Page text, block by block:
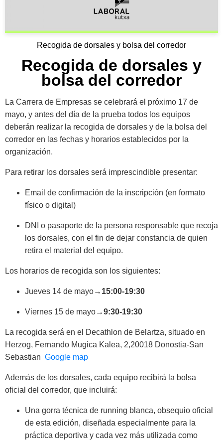
Recogida de dorsales y bolsa del corredor
Recogida de dorsales y
bolsa del corredor
La Carrera de Empresas se celebrará el próximo 17 de
mayo, y antes del día de la prueba todos los equipos
deberán realizar la recogida de dorsales y de la bolsa del
corredor en las fechas y horarios establecidos por la
organización.
Para retirar los dorsales será imprescindible presentar:
Email de confirmación de la inscripción (en formato
físico o digital)
DNI o pasaporte de la persona responsable que recoja
los dorsales, con el fin de dejar constancia de quien
retira el material del equipo.
Los horarios de recogida son los siguientes:
Jueves 14 de mayo→ 15:00-19:30
Viernes 15 de mayo→9:30-19:30
La recogida será en el Decathlon de Belartza, situado en
Herzog, Fernando Mugica Kalea, 2,20018 Donostia-San
Sebastian Google map
Además de los dorsales, cada equipo recibirá la bolsa
oficial del corredor, que incluirá:
Una gorra técnica de running blanca, obsequio oficial
de esta edición, diseñada especialmente para la
práctica deportiva y cada vez más utilizada como